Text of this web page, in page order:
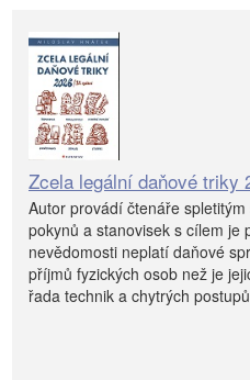
Zcela legální daňové triky
Autor provádí čtenáře
pokynů a stanovisek s cílem je
nevědomosti neplatí daňové
příjmů fyzických osob než je
řada technik a chytrých